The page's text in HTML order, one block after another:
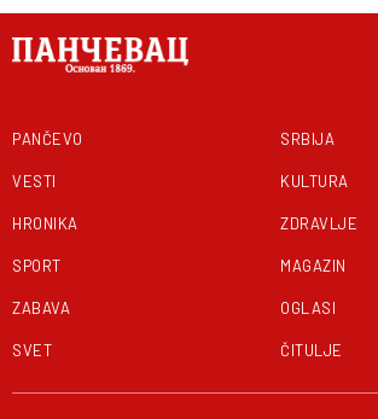
PANČEVO
VESTI
HRONIKA
SPORT
ZABAVA
SVET
SRBIJA
KULTURA
ZDRAVLJE
MAGAZIN
OGLASI
ČITULJE